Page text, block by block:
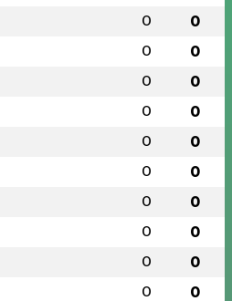
0 0
0 0
0 0
0 0
0 0
0 0
0 0
0 0
0 0
0 0